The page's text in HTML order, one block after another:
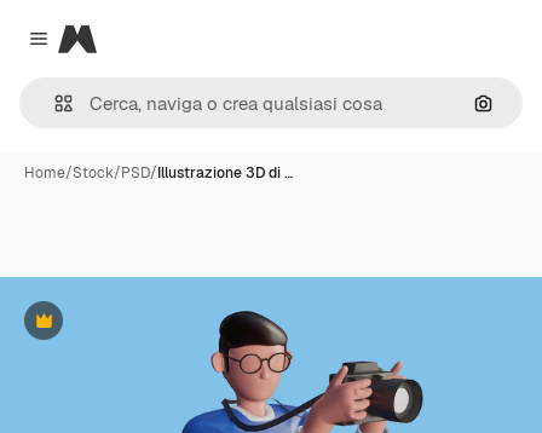
Close menu
Magnific
Cerca
Home/Stock/PSD/Illustrazione 3D di …
Premium